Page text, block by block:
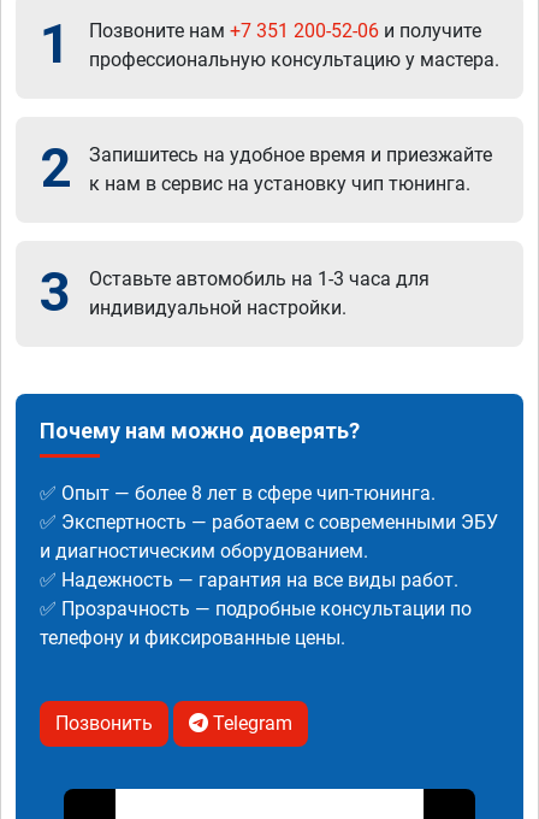
1 Позвоните нам +7 351 200-52-06 и получите
профессиональную консультацию у мастера.
2
Запишитесь на удобное время и приезжайте
к нам в сервис на установку чип тюнинга.
3
Оставьте автомобиль на 1-3 часа для
индивидуальной настройки.
Почему нам можно доверять?
✅ Опыт — более 8 лет в сфере чип-тюнинга.
✅ Экспертность — работаем с современными ЭБУ
и диагностическим оборудованием.
✅ Надежность — гарантия на все виды работ.
✅ Прозрачность — подробные консультации по
телефону и фиксированные цены.
Позвонить Telegram